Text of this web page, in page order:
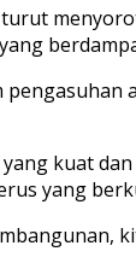
kuat
yang